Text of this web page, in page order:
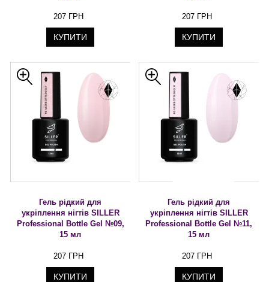
207 ГРН
КУПИТИ
207 ГРН
КУПИТИ
Гель рідкий для
укріплення нігтів SILLER
Professional Bottle Gel №09,
15 мл
207 ГРН
КУПИТИ
Гель рідкий для
укріплення нігтів SILLER
Professional Bottle Gel №11,
15 мл
207 ГРН
КУПИТИ